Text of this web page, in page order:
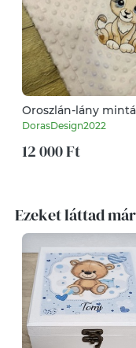
Oroszlán-lány
szóló babatakaró
DorasDesign2022
12 000 Ft
Ezeket láttad